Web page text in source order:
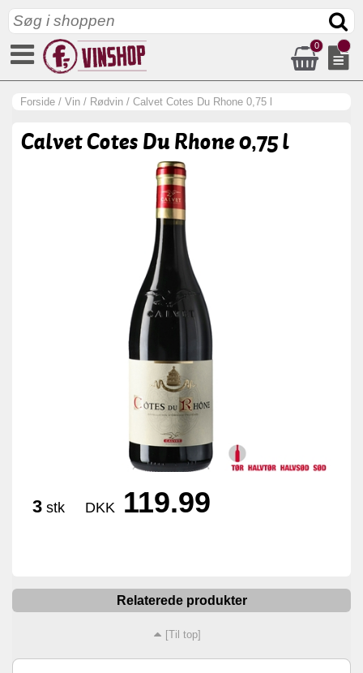
0
Forside / Vin / Rødvin / Calvet Cotes Du Rhone 0,75 l
Calvet Cotes Du Rhone 0,75 l
3 stk DKK 119.99
Relaterede produkter
[Til top]